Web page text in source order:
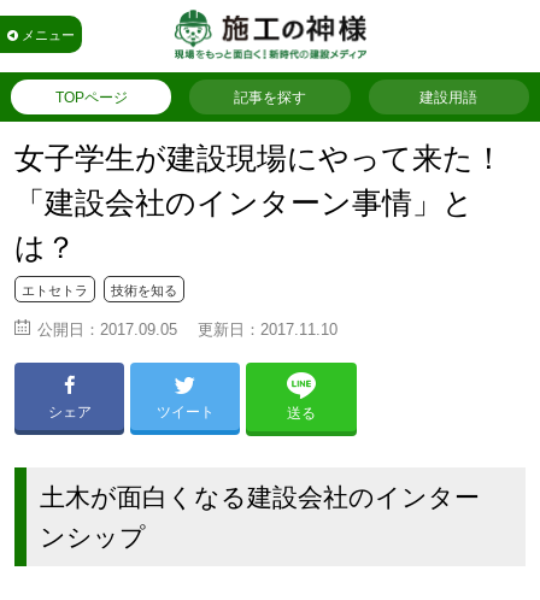
メニュー
TOPページ 記事を探す 建設用語
女子学生が建設現場にやって来た！
「建設会社のインターン事情」と
は？
エトセトラ 技術を知る
公開日： 2017.09.05 更新日： 2017.11.10
シェア ツイート 送る
土木が面白くなる建設会社のインター
ンシップ